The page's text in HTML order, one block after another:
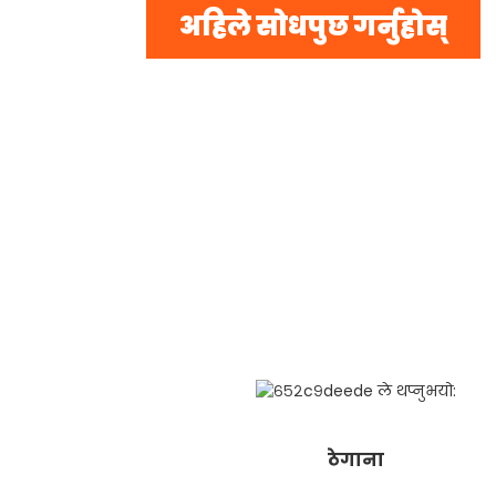
अहिले सोधपुछ गर्नुहोस्
ठेगाना